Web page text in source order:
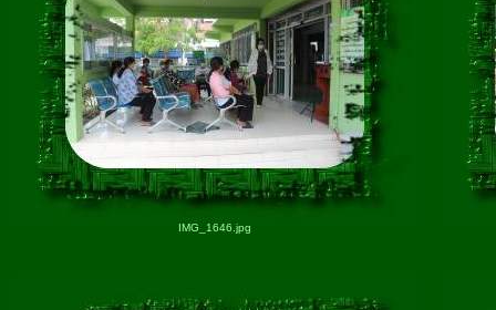
IMG_1646.jpg